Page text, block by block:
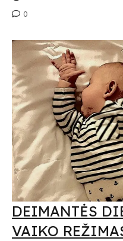
0
DEIMANTĖS
VAIKO
privatumoir